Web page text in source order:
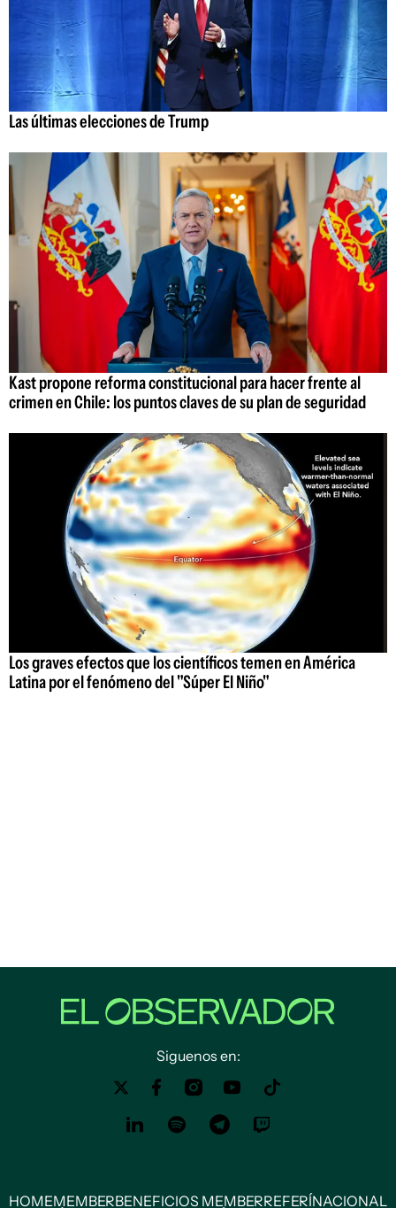
Las últimas elecciones de Trump
Kast propone reforma constitucional para hacer frente al
crimen en Chile: los puntos claves de su plan de seguridad
Los graves efectos que los científicos temen en América
Latina por el fenómeno del "Súper El Niño"
Siguenos en:
HOMEMEMBERBENEFICIOS MEMBERREFERÍNACIONAL